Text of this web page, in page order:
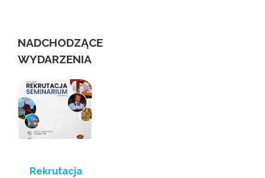
NADCHODZĄCE
WYDARZENIA
Rekrutacja